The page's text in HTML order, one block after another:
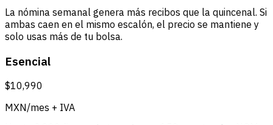
La nómina semanal genera más recibos que la quincenal. Si
ambas caen en el mismo escalón, el precio se mantiene y
solo usas más de tu bolsa.
Esencial
$10,990
MXN/mes + IVA